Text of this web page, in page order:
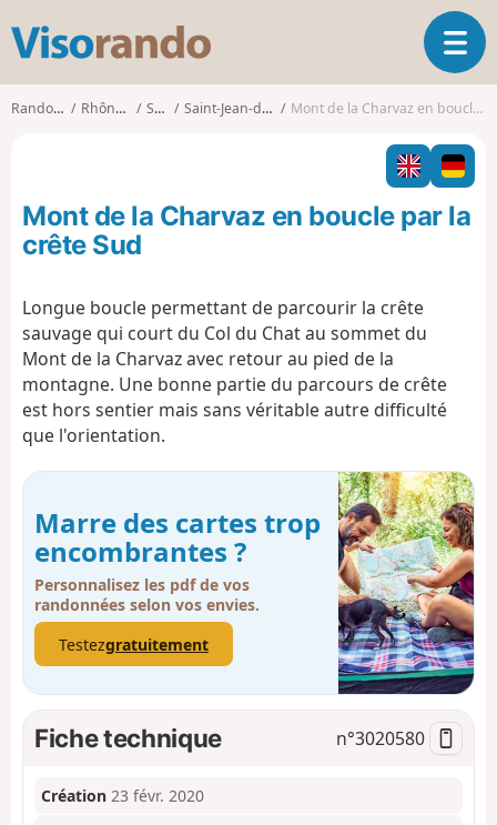
s
o
o
O
u
i
r
l
a
Randonnées Rhône-Alpes Savoie Saint-Jean-de-Chevelu Mont de la Charvaz en boucle par la crête Sud
Mont de la Charvaz en boucle par la
crête Sud
Longue boucle permettant de parcourir la crête
sauvage qui court du Col du Chat au sommet du
Mont de la Charvaz avec retour au pied de la
montagne. Une bonne partie du parcours de crête
est hors sentier mais sans véritable autre difficulté
que l'orientation.
Marre des cartes trop
encombrantes ?
Personnalisez les pdf de vos
randonnées selon vos envies.
Testezgratuitement
Fiche technique n°3020580
Création 23 févr. 2020